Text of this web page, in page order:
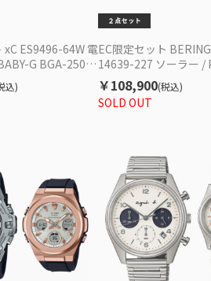
xC ES9496-64W 電
G BGA-2500-
ー レディース
込)
EC限定セット
14639-227 ソーラー /
SARY093 機械式 メンズ
SOLD OUT
￥108,900(税込)